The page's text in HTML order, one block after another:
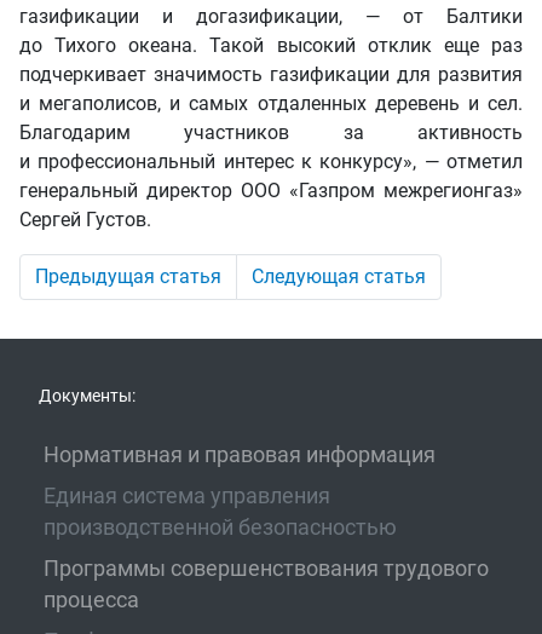
газификации и догазификации, — от Балтики
до Тихого океана. Такой высокий отклик еще раз
подчеркивает значимость газификации для развития
и мегаполисов, и самых отдаленных деревень и сел.
Благодарим участников за активность
и профессиональный интерес к конкурсу», — отметил
генеральный директор ООО «Газпром межрегионгаз»
Сергей Густов.
Предыдущая статья Следующая статья
Документы:
Нормативная и правовая информация
Единая система управления
производственной безопасностью
Программы совершенствования трудового
процесса